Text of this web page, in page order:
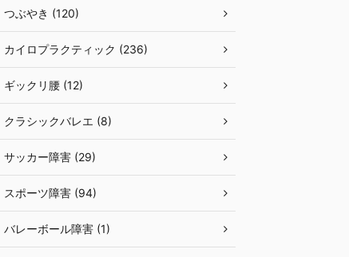
つぶやき (120)
カイロプラクティック (236)
ギックリ腰 (12)
クラシックバレエ (8)
サッカー障害 (29)
スポーツ障害 (94)
バレーボール障害 (1)